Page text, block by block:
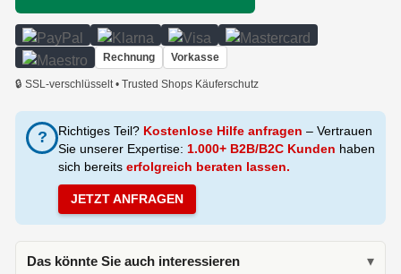
Rechnung Vorkasse
🔒 SSL-verschlüsselt • Trusted Shops Käuferschutz
? Richtiges Teil? Kostenlose Hilfe anfragen – Vertrauen
Sie unserer Expertise: 1.000+ B2B/B2C Kunden haben
sich bereits erfolgreich beraten lassen.
JETZT ANFRAGEN
Das könnte Sie auch interessieren ▾